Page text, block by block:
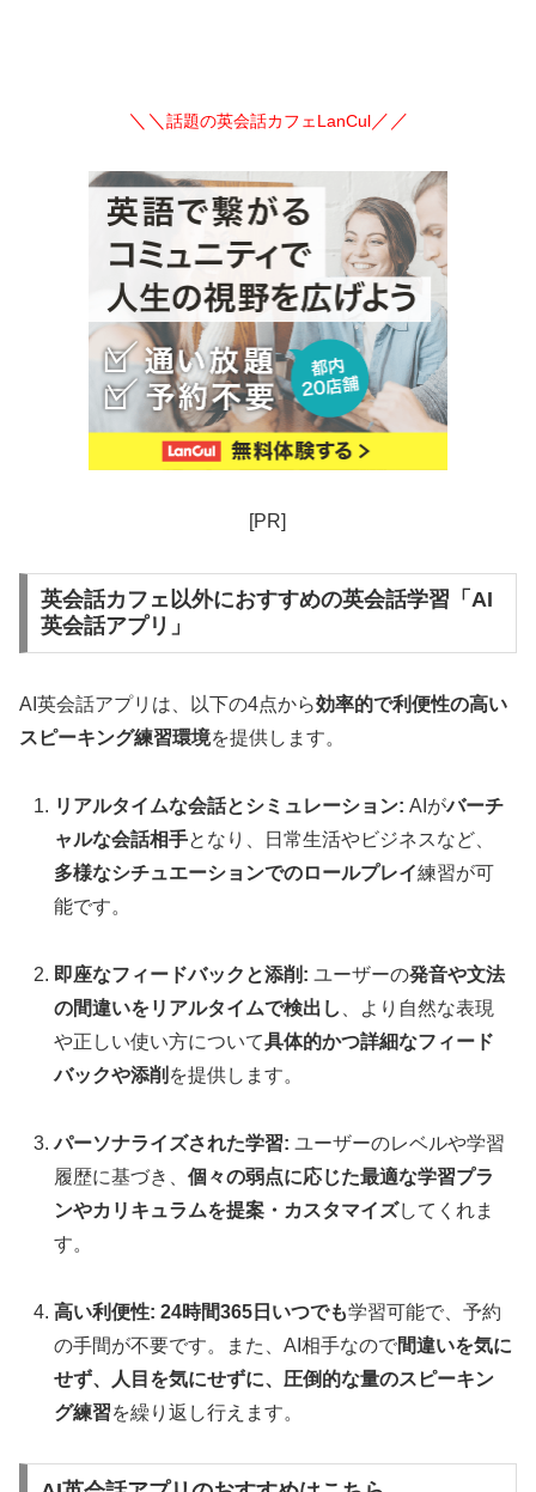
＼＼ 話題の英会話カフェLanCul／／
[PR]
英会話カフェ以外におすすめの英会話学習「AI
英会話アプリ」
AI英会話アプリは、以下の4点から効率的で利便性の高い
スピーキング練習環境を提供します。
リアルタイムな会話とシミュレーション: AIがバーチ
ャルな会話相手となり、日常生活やビジネスなど、
多様なシチュエーションでのロールプレイ練習が可
能です。
即座なフィードバックと添削: ユーザーの発音や文法
の間違いをリアルタイムで検出し
、より自然な表現
や正しい使い方について具体的かつ詳細なフィード
バックや添削 を提供します。
パーソナライズされた学習: ユーザーのレベルや学習
履歴に基づき、個々の弱点に応じた最適な学習プラ
ンやカリキュラムを提案・カスタマイズしてくれま
す。
高い利便性: 24時間365日いつでも学習可能で、予約
の手間が不要です。また、AI相手なので間違いを気に
せず、人目を気にせずに、圧倒的な量のスピーキン
グ練習を繰り返し行えます。